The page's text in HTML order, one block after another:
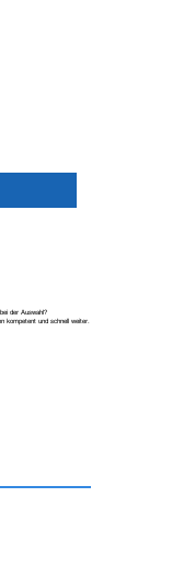
der Auswahl?
kompetent und schnell weiter.